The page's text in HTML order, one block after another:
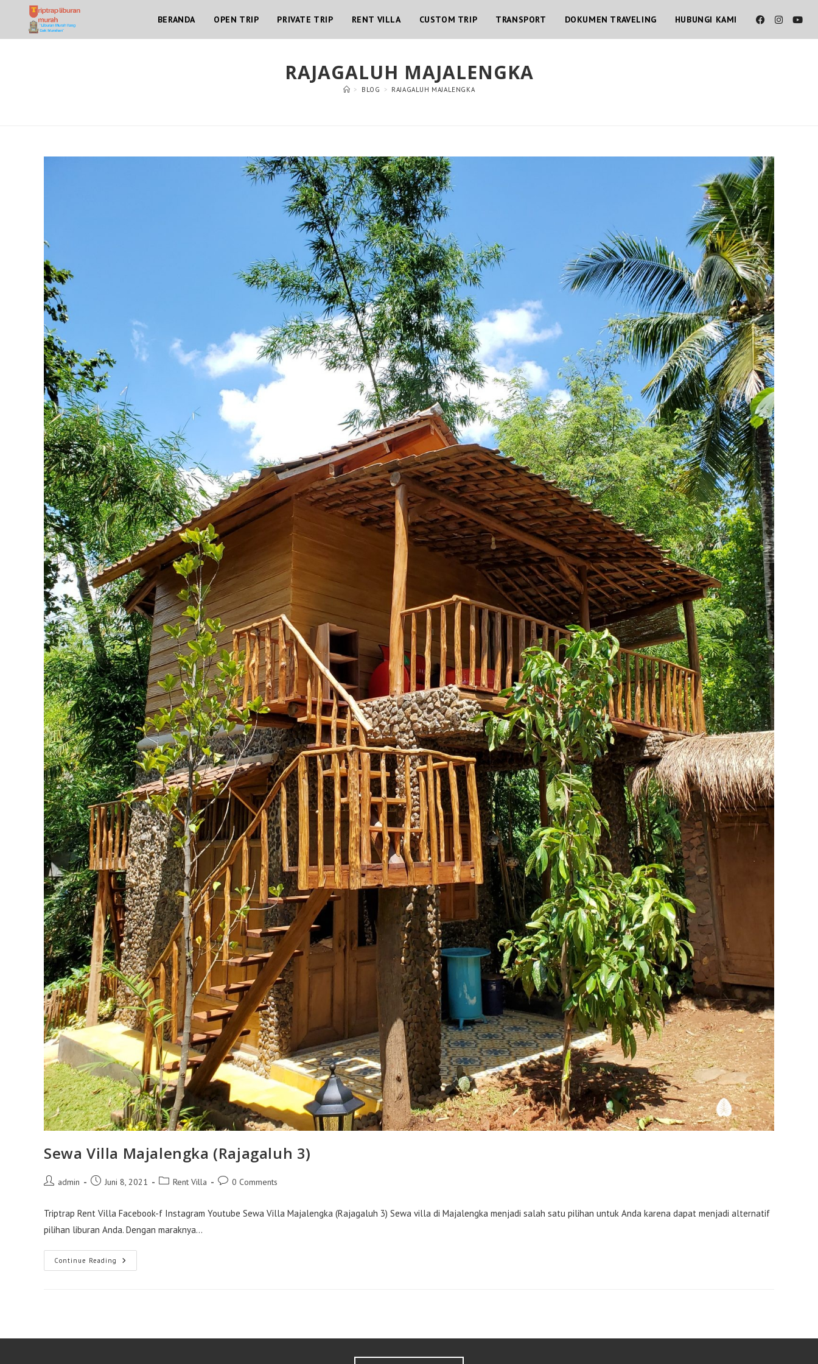
content
BERANDA OPEN TRIP PRIVATE TRIP RENT VILLA CUSTOM TRIP TRANSPORT DOKUMEN TRAVELING HUBUNGI KAMI
RAJAGALUH MAJALENGKA
> BLOG > RAJAGALUH MAJALENGKA
Sewa Villa Majalengka (Rajagaluh 3)
Post admin
Post Juni 8, 2021
PostRent Villa
Post0 Comments
Triptrap Rent Villa Facebook-f Instagram Youtube Sewa Villa Majalengka (Rajagaluh 3) Sewa villa di Majalengka menjadi salah satu pilihan untuk Anda karena dapat menjadi alternatif
pilihan liburan Anda. Dengan maraknya…
Continue Reading Sewa
Villa